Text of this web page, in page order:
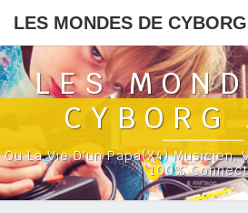
LES MONDES DE
LES
CYBORG
Ou La Vie D'un Papa(x4)
100%